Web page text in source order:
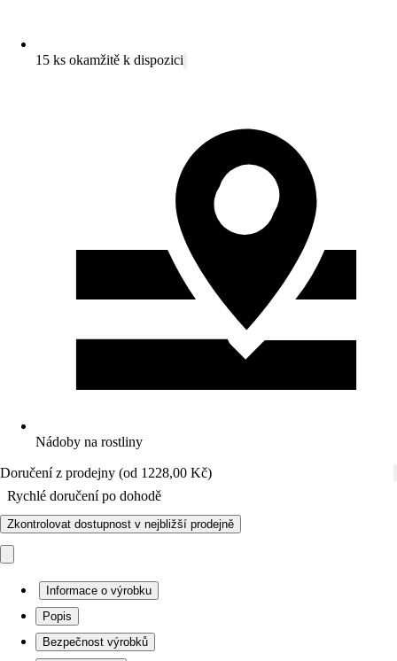
15 ks okamžitě k dispozici
Nádoby na rostliny
Doručení z prodejny (od 1228,00 Kč)
Rychlé doručení po dohodě
Zkontrolovat dostupnost v nejbližší prodejně
Informace o výrobku
Popis
Bezpečnost výrobků